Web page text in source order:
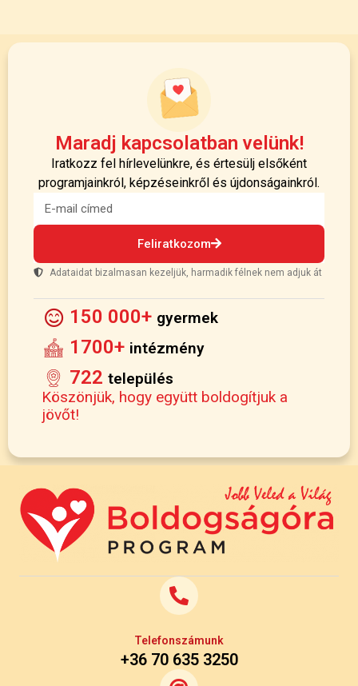
Maradj kapcsolatban velünk!
Iratkozz fel hírlevelünkre, és értesülj elsőként
programjainkról, képzéseinkről és újdonságainkról.
Feliratkozom
Adataidat bizalmasan kezeljük, harmadik félnek nem adjuk át
150 000+ gyermek
1700+ intézmény
722 település
Köszönjük, hogy együtt boldogítjuk a
jövőt!
Telefonszámunk
+36 70 635 3250